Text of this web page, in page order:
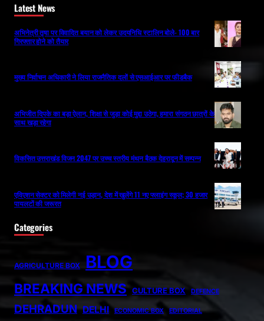
Latest News
अभिनेत्री तृषा पर विवादित बयान को लेकर उदयनिधि स्टालिन बोले- 100 बार
गिरफ्तार होने को तैयार
मुख्य निर्वाचन अधिकारी ने लिया राजनैतिक दलों से एसआईआर पर फीडबैक
अभिजीत दिपके का बड़ा ऐलान, शिक्षा से जुड़ा कोई मुद्दा उठेगा, हमारा संगठन छात्रों के
साथ खड़ा रहेगा
विकसित उत्तराखंड विजन 2047 पर उच्च स्तरीय मंथन बैठक देहरादून में सम्पन्न
एविएशन सेक्टर को मिलेगी नई उड़ान, देश में खुलेंगे 11 नए फ्लाइंग स्कूल; 30 हजार
पायलटों की जरूरत
Categories
AGRICULTURE BOX BLOG
BREAKING NEWS CULTURE BOX DEFENCE
DEHRADUN DELHI ECONOMIC BOX EDITORIAL